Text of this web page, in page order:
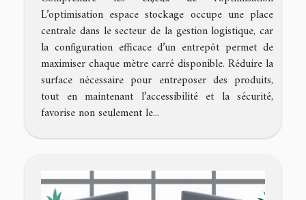
L’optimisation espace stockage occupe une place
centrale dans le secteur de la gestion logistique, car
la configuration efficace d’un entrepôt permet de
maximiser chaque mètre carré disponible. Réduire la
surface nécessaire pour entreposer des produits,
tout en maintenant l’accessibilité et la sécurité,
favorise non seulement le...